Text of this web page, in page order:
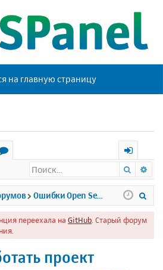
на главную страницу
м
х
о
д
Поиск
переехала на GitHub . Старый форум
проект